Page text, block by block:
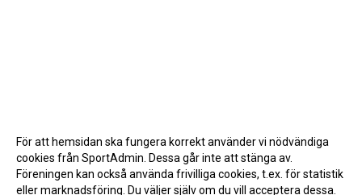
För att hemsidan ska fungera korrekt använder vi nödvändiga
cookies från SportAdmin. Dessa går inte att stänga av.
Föreningen kan också använda frivilliga cookies, t.ex. för statistik
eller marknadsföring. Du väljer själv om du vill acceptera dessa.